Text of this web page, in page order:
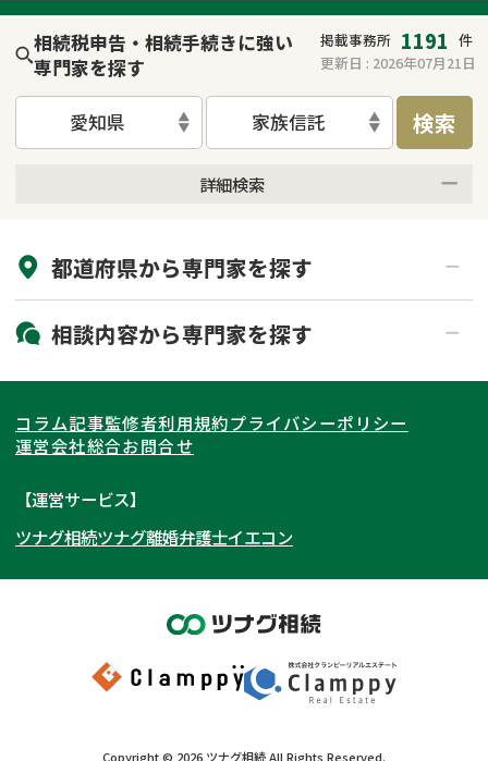
相続税申告・相続手続きに強い
専門家を探す
掲載事務所 1191 件
更新日 : 2026年07月21日
愛知県 家族信託 検索
詳細検索
初回相談無料
土日祝の相談可能
都道府県から専門家を探す
北海道・東北
北海道 青森県
岩手県 宮城県
秋田県
福島県
関東
東京都 神奈川県
埼玉県
茨城県 群馬県
東海
愛知県
岐阜県 山梨県
関西
大阪府 京都府
奈良県
和歌山県
北陸・甲信越
石川県
富山県
岡山県
九州・沖縄
相談内容から専門家を探す
相続登記
遺産分割
相続手続き
家族信託
成年後見・任意後見
相続財産調査
不動産評価(相続不動産)
相続トラブル
コラム記事監修者利用規約プライバシーポリシー
運営会社総合お問合せ
【運営サービス】
ツナグ相続ツナグ離婚弁護士イエコン
Copyright © 2026 ツナグ相続All Rights Reserved.